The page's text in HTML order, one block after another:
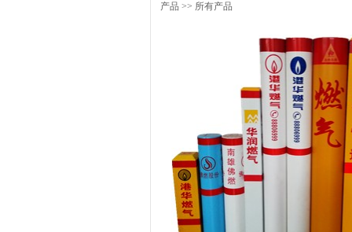
产品 >> 所有产品